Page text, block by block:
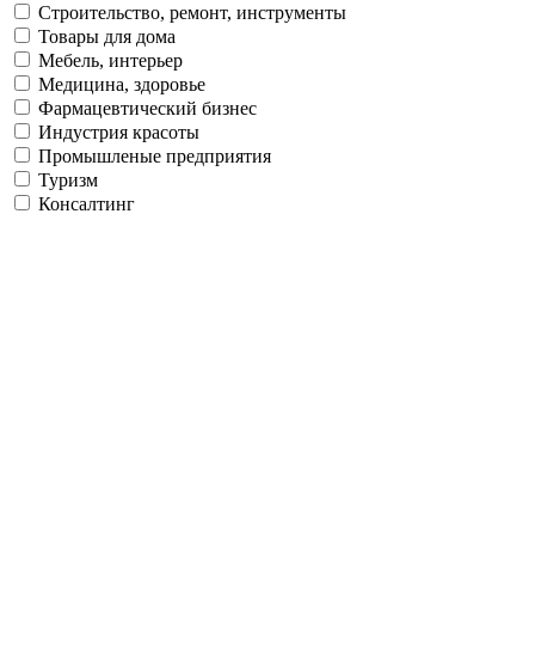
Строительство, ремонт, инструменты
Товары для дома
Мебель, интерьер
Медицина, здоровье
Фармацевтический бизнес
Индустрия красоты
Промышленые предприятия
Туризм
Консалтинг